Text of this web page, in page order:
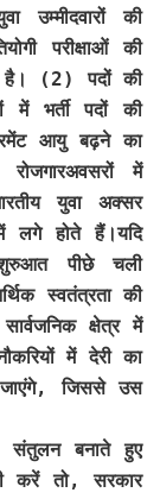
उम्मीदवारों की
परीक्षाओं की
है। (2) पदों की
में भर्ती पदों की
आयु बढ़ने का
में
युवा अक्सर
लगे होते हैं।यदि
पीछे चली
स्वतंत्रता की
क्षेत्र में
में देरी का
जिससे उस
संतुलन बनाते हुए
करें तो, सरकार